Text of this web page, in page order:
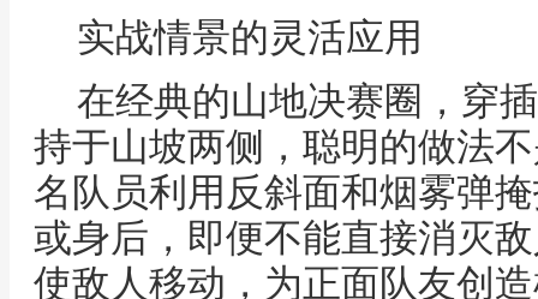
实战情景的灵活应用
在经典的山地决赛圈，穿
持于山坡两侧，聪明的做法
名队员利用反斜面和烟雾弹
或身后，即便不能直接消灭
使敌人移动，为正面队友创